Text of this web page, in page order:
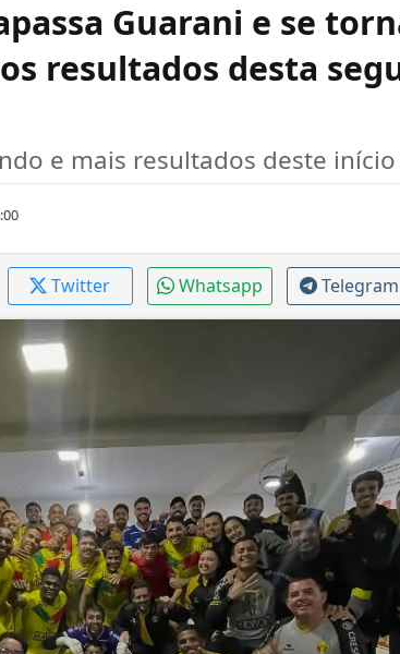
Guarani e se
resultados desta
e mais resultados deste
Twitter Whatsapp Telegram